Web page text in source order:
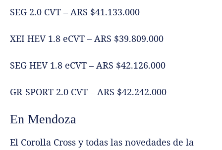
SEG 2.0 CVT – ARS $41.133.000
XEI HEV 1.8 eCVT – ARS $39.809.000
SEG HEV 1.8 eCVT – ARS $42.126.000
GR-SPORT 2.0 CVT – ARS $42.242.000
En Mendoza
El Corolla Cross y todas las novedades de la